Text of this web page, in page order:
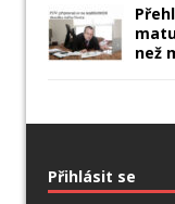
než
Přihlásit se